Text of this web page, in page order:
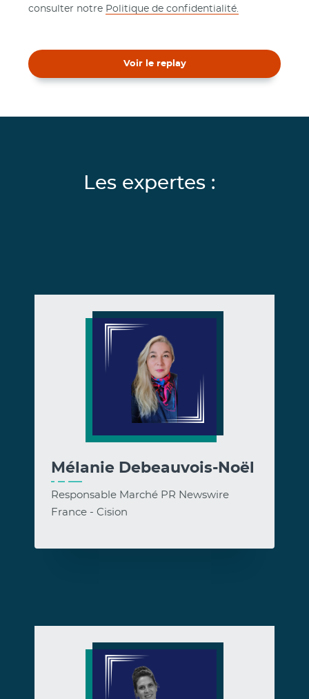
consulter notre Politique de confidentialité.
Voir le replay
Les expertes :
Mélanie Debeauvois-Noël
Responsable Marché PR Newswire
France - Cision